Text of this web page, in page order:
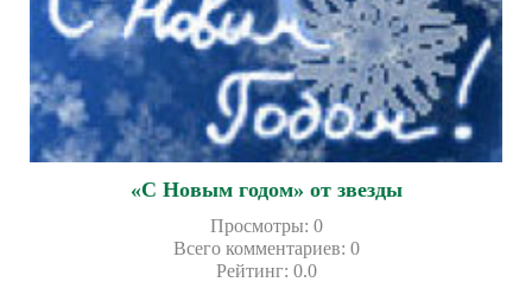
«С Новым годом» от звезды
Просмотры: 0
Всего комментариев: 0
Рейтинг: 0.0